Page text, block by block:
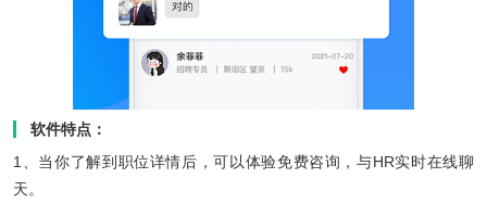
软件特点：
1、当你了解到职位详情后，可以体验免费咨询，与HR实时在线聊
天。